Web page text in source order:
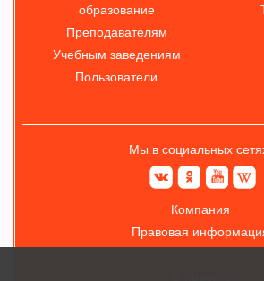
образование
Преподавателям
Учебным заведениям
Пользователи
Мы в социальных
Компания
Правовая